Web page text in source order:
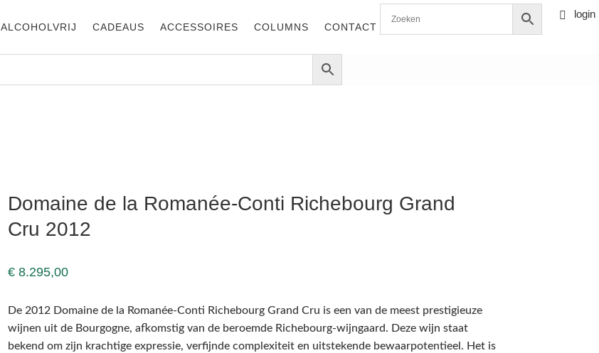
ALCOHOLVRIJ CADEAUS ACCESSOIRES COLUMNS CONTACT 0 items
 login
Domaine de la Romanée-Conti Richebourg Grand
Cru 2012
€8.295,00
De 2012 Domaine de la Romanée-Conti Richebourg Grand Cru is een van de meest prestigieuze
wijnen uit de Bourgogne, afkomstig van de beroemde Richebourg-wijngaard. Deze wijn staat
bekend om zijn krachtige expressie, verfijnde complexiteit en uitstekende bewaarpotentieel. Het is